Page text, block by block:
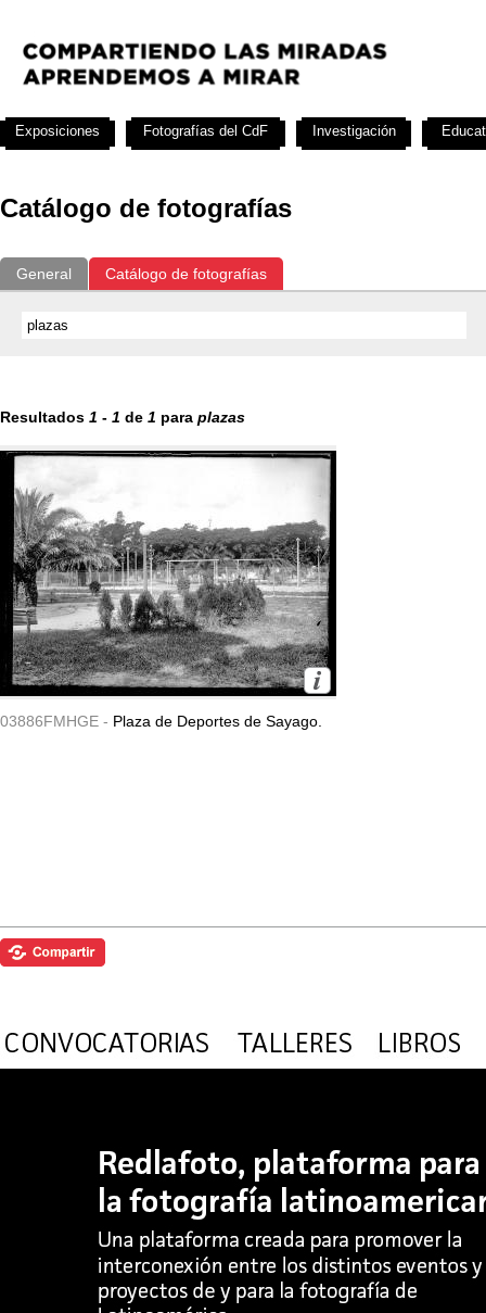
Catálogo de fotografías
General Catálogo de fotografías
Resultados 1 - 1 de 1 para plazas
03886FMHGE - Plaza de Deportes de Sayago.
Exposiciones Fotografías del CdF Investigación